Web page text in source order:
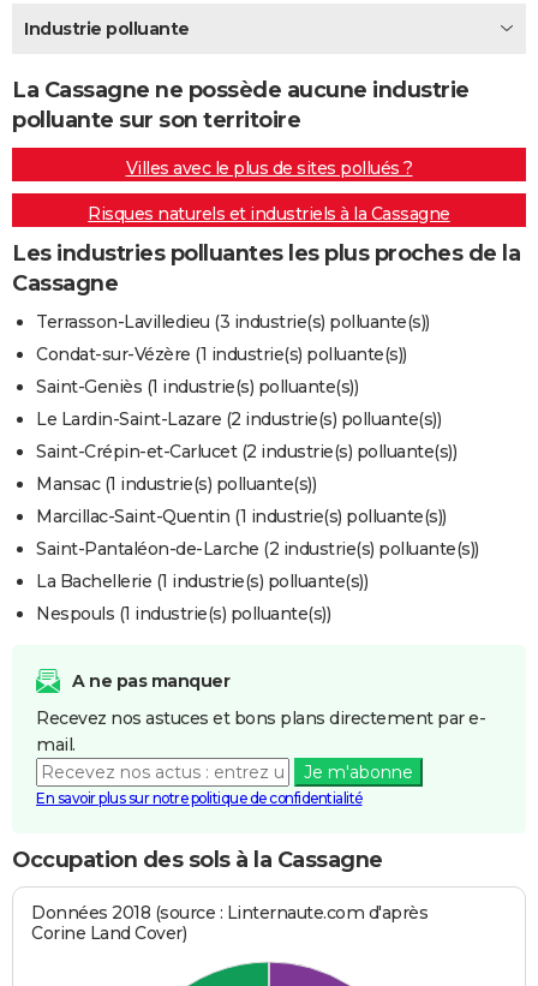
Destinations
City break
Voyage nature
Voyage de noces
Forum
Climat
+PHOTO
GUIDES D'ACHAT
BONS PLANS
CARTE DE VOEUX
Carte de Noël
Carte Bonne année
Carte Saint-Valentin
Carte Pâques
Carte d'anniversaire
DICTIONNAIRE
Dictionnaire
Biographies
Citations
Expressions
Proverbes
PROGRAMME TV
COPAINS D'AVANT
S'inscrire
Se connecter
Lycées
Collèges
Primaires
Universités
Entreprises
Service militaire
Avis de recherche
FORUM
Bricolage
Lifestyle
Culture
Sport
Auto
Television
Voyage
Cinema
Industrie polluante
La Cassagne ne possède aucune industrie
polluante sur son territoire
Villes avec le plus de sites pollués ?
Risques naturels et industriels à la Cassagne
Les industries polluantes les plus proches de la
Cassagne
Terrasson-Lavilledieu (3 industrie(s) polluante(s))
Condat-sur-Vézère (1 industrie(s) polluante(s))
Saint-Geniès (1 industrie(s) polluante(s))
Le Lardin-Saint-Lazare (2 industrie(s) polluante(s))
Saint-Crépin-et-Carlucet (2 industrie(s) polluante(s))
Mansac (1 industrie(s) polluante(s))
Marcillac-Saint-Quentin (1 industrie(s) polluante(s))
Saint-Pantaléon-de-Larche (2 industrie(s) polluante(s))
La Bachellerie (1 industrie(s) polluante(s))
Nespouls (1 industrie(s) polluante(s))
A ne pas manquer
Recevez nos astuces et bons plans directement par e-
mail.
Je m'abonne
En savoir plus sur notre politique de confidentialité
Occupation des sols à la Cassagne
Données 2018 (source : Linternaute.com d'après
Corine Land Cover)